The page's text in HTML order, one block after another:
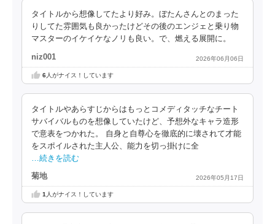
タイトルから想像してたより好み。ぼたんさんとのまった
りしてた雰囲気も良かったけどその後のエンジェと乗り物
マスターのイケイケなノリも良い。で、燃える展開に。
niz001 2026年06月06日
6人がナイス！しています
タイトルやあらすじからはもっとコメディタッチなチート
サバイバルものを想像していたけど、予想外なキャラ造形
で意表をつかれた。 自身と自尊心を徹底的に壊されて才能
をスポイルされた主人公、能力を切っ掛けに全
…続きを読む
菊地 2026年05月17日
1 人がナイス！しています